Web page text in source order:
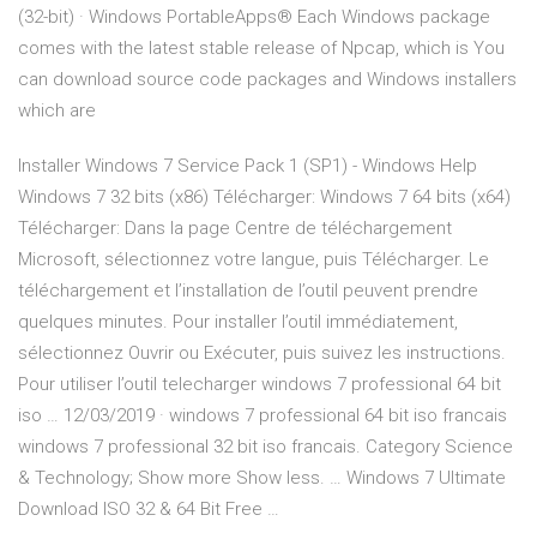
(32-bit) · Windows PortableApps® Each Windows package
comes with the latest stable release of Npcap, which is You
can download source code packages and Windows installers
which are
Installer Windows 7 Service Pack 1 (SP1) - Windows Help
Windows 7 32 bits (x86) Télécharger: Windows 7 64 bits (x64)
Télécharger: Dans la page Centre de téléchargement
Microsoft, sélectionnez votre langue, puis Télécharger. Le
téléchargement et l’installation de l’outil peuvent prendre
quelques minutes. Pour installer l’outil immédiatement,
sélectionnez Ouvrir ou Exécuter, puis suivez les instructions.
Pour utiliser l’outil telecharger windows 7 professional 64 bit
iso … 12/03/2019 · windows 7 professional 64 bit iso francais
windows 7 professional 32 bit iso francais. Category Science
& Technology; Show more Show less. … Windows 7 Ultimate
Download ISO 32 & 64 Bit Free …